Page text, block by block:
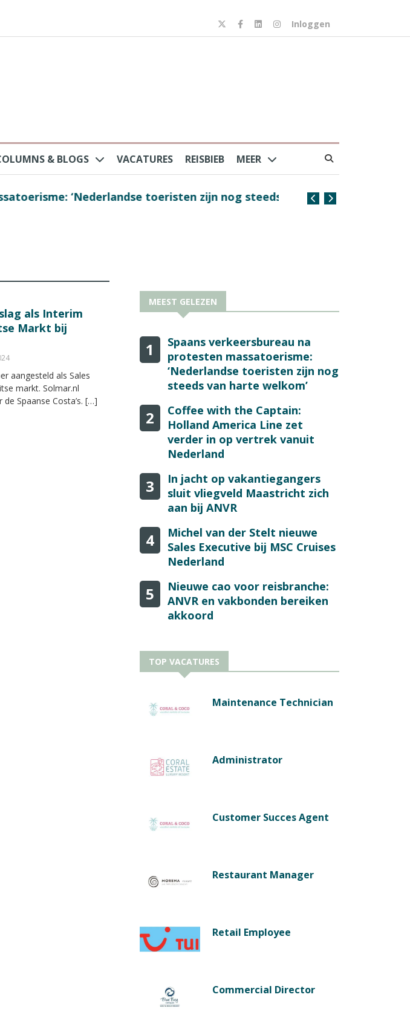
Inloggen
& BLOGS VACATURES REISBIEB MEER
‘Nederlandse toeristen zijn nog steeds
Coffee with the
als Interim
Markt bij
aangesteld als Sales
markt. Solmar.nl
Spaanse Costa’s. […]
MEEST GELEZEN
1
Spaans verkeersbureau na
protesten massatoerisme:
‘Nederlandse toeristen zijn nog
steeds van harte welkom’
2
Coffee with the Captain:
Holland America Line zet
verder in op vertrek vanuit
Nederland
3
In jacht op vakantiegangers
sluit vliegveld Maastricht zich
aan bij ANVR
4
Michel van der Stelt nieuwe
Sales Executive bij MSC Cruises
Nederland
5
Nieuwe cao voor reisbranche:
ANVR en vakbonden bereiken
akkoord
TOP VACATURES
Maintenance Technician
Administrator
Customer Succes Agent
Restaurant Manager
Retail Employee
Commercial Director